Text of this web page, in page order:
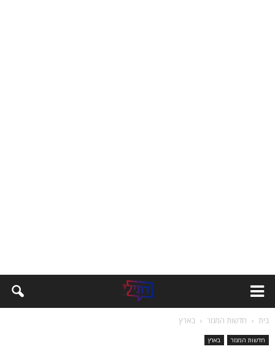
בית חדשות המגזר בארץ
חדשות המגזר בארץ